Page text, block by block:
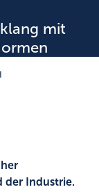
mit
der Industrie.